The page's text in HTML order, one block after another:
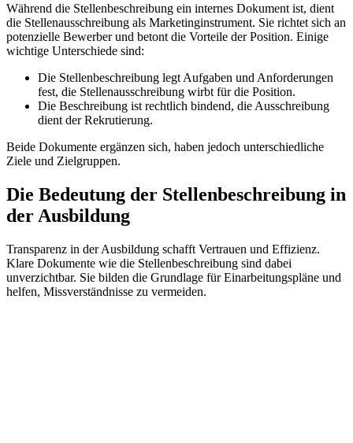
Während die Stellenbeschreibung ein internes Dokument ist, dient
die Stellenausschreibung als Marketinginstrument. Sie richtet sich an
potenzielle Bewerber und betont die Vorteile der Position. Einige
wichtige Unterschiede sind:
Die Stellenbeschreibung legt Aufgaben und Anforderungen
fest, die Stellenausschreibung wirbt für die Position.
Die Beschreibung ist rechtlich bindend, die Ausschreibung
dient der Rekrutierung.
Beide Dokumente ergänzen sich, haben jedoch unterschiedliche
Ziele und Zielgruppen.
Die Bedeutung der Stellenbeschreibung in
der Ausbildung
Transparenz in der Ausbildung schafft Vertrauen und Effizienz.
Klare Dokumente wie die Stellenbeschreibung sind dabei
unverzichtbar. Sie bilden die Grundlage für Einarbeitungspläne und
helfen, Missverständnisse zu vermeiden.